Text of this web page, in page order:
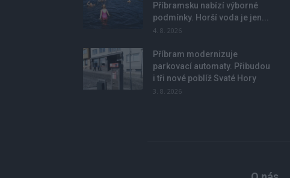
Příbramsku nabízí výborné
podmínky. Horší voda je jen...
4. 8. 2026
Příbram modernizuje
parkovací automaty. Přibudou
i tři nové poblíž Svaté Hory
3. 8. 2026